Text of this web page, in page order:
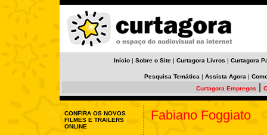
Início | Sobre o Site | Curtagora Livros | Curtagora
Pesquisa Temática | Assista Agora |
Curtagora Empregos
CONFIRA OS NOVOS
FILMES E TRAILERS
ONLINE
Fabiano Foggiato